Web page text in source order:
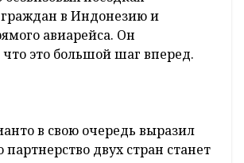
граждан в Индонезию и
авиарейса. Он
это большой шаг вперед.
в свою очередь выразил
двух стран станет